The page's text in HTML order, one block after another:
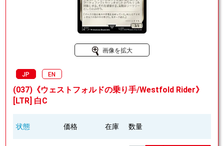
画像を拡大
JP EN
(037)《ウェストフォルドの乗り手/Westfold Rider》
[LTR] 白C
状態 価格 在庫 数量